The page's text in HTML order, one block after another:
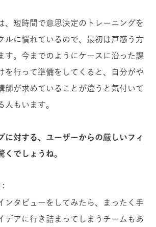
、短時間で意思決定のトレーニングを
ルに慣れているので、最初は戸惑う方
す。今までのようにケースに沿った課
を行って準備をしてくると、自分がや
師が求めていることが違うと気付いて
人もいます。
対する、ユーザーからの厳しいフィ
くでしょうね。
ンタビューをしてみたら、まったく手
デアに行き詰まってしまうチームもあ